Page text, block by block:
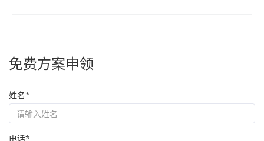
免费方案申领
姓名*
电话*